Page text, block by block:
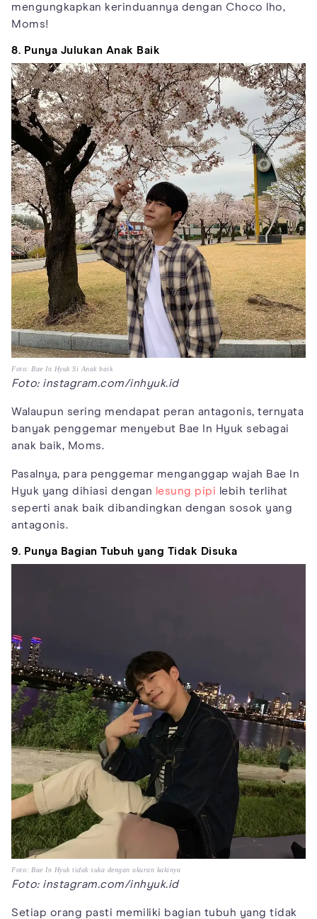
mengungkapkan kerinduannya dengan Choco lho,
Moms!
8. Punya Julukan Anak Baik
Foto: Bae In Hyuk Si Anak baik
Foto: instagram.com/inhyuk.id
Walaupun sering mendapat peran antagonis, ternyata
banyak penggemar menyebut Bae In Hyuk sebagai
anak baik, Moms.
Pasalnya, para penggemar menganggap wajah Bae In
Hyuk yang dihiasi dengan lesung pipi lebih terlihat
seperti anak baik dibandingkan dengan sosok yang
antagonis.
9. Punya Bagian Tubuh yang Tidak Disuka
Foto: Bae In Hyuk tidak suka dengan ukuran kakinya
Foto: instagram.com/inhyuk.id
Setiap orang pasti memiliki bagian tubuh yang tidak